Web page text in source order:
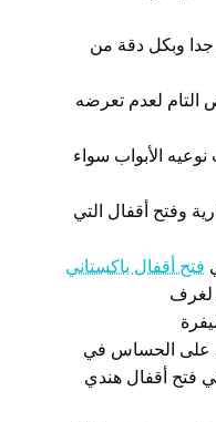
جدا وبكل دقة من
التام لعدم تعرضه
نوعيه الأبواب سواء
وفتح أقفال التي
فتح أقفال باكستاني
لغرف
على الحساس في
فتح أقفال هندي